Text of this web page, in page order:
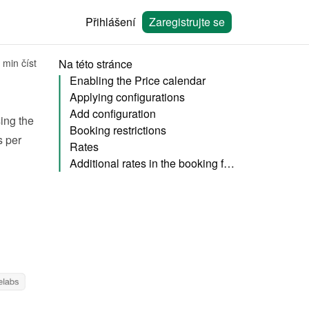
Přihlášení Zaregistrujte se
min číst
, you can also specify your rent pricing using the
per
Na této stránce
Enabling the Price calendar
Applying configurations
Add configuration
Booking restrictions
Rates
Additional rates in the booking form